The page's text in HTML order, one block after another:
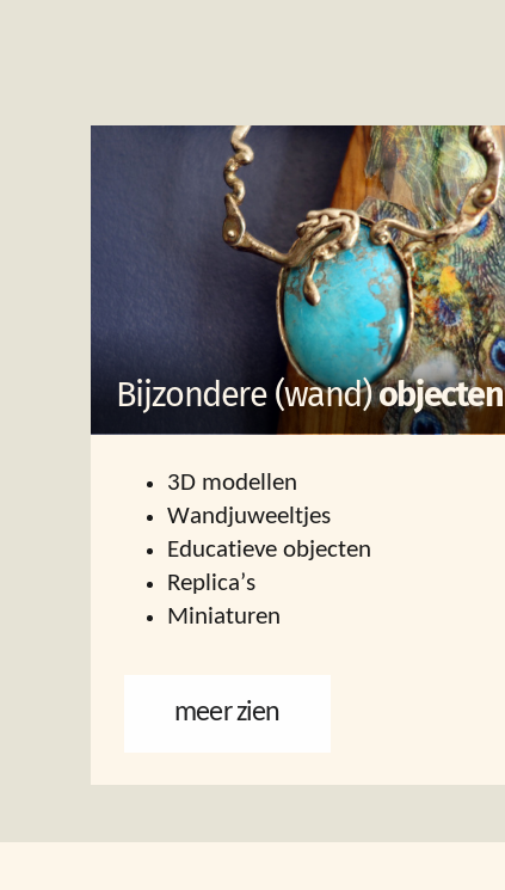
Bijzondere (wand)objecten
3D modellen
Wandjuweeltjes
Educatieve objecten
Replica’s
Miniaturen
meer zien